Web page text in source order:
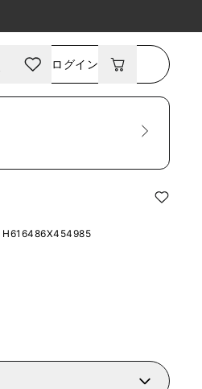
ログイン
H616486X454985